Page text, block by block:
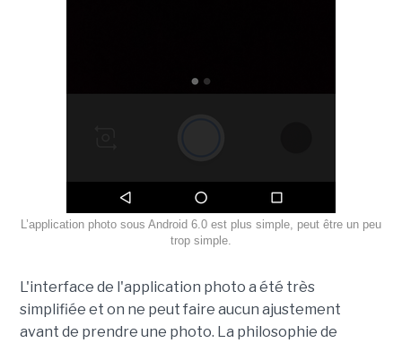
L’application photo sous Android 6.0 est plus simple, peut être un peu
trop simple.
L'interface de l'application photo a été très
simplifiée et on ne peut faire aucun ajustement
avant de prendre une photo. La philosophie de